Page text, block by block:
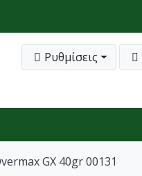
Ρυθμίσεις
GX 40gr 00131